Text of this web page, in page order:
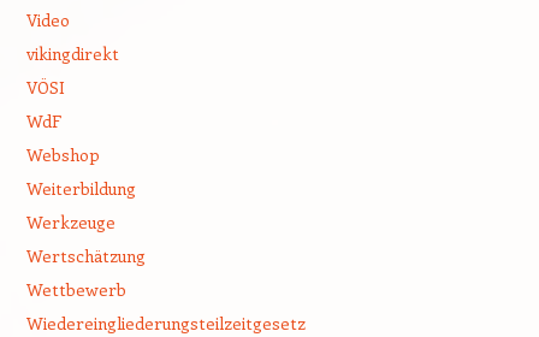
Video
vikingdirekt
VÖSI
WdF
Webshop
Weiterbildung
Werkzeuge
Wertschätzung
Wettbewerb
Wiedereingliederungsteilzeitgesetz